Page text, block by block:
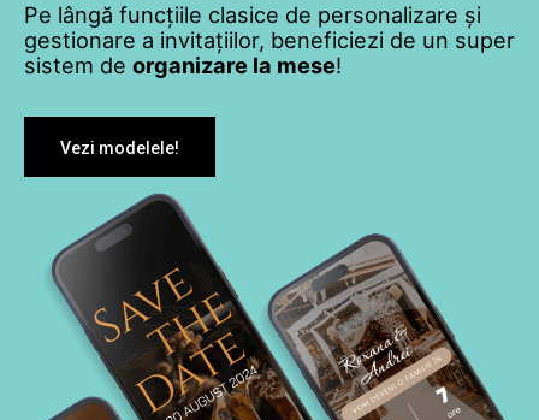
Pe lângă funcțiile clasice de personalizare și
gestionare a invitațiilor, beneficiezi de un super
sistem de organizare la mese!
Vezi modelele!